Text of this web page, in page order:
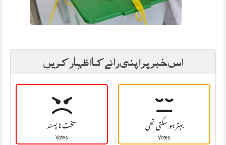
اس خبر پر اپنی رائے کا اظہار کریں
سخت نا پسند
Votes بہتر ہو سکتی تھی
Votes